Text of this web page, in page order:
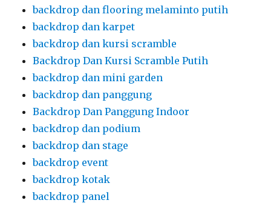
backdrop dan flooring melaminto putih
backdrop dan karpet
backdrop dan kursi scramble
Backdrop Dan Kursi Scramble Putih
backdrop dan mini garden
backdrop dan panggung
Backdrop Dan Panggung Indoor
backdrop dan podium
backdrop dan stage
backdrop event
backdrop kotak
backdrop panel